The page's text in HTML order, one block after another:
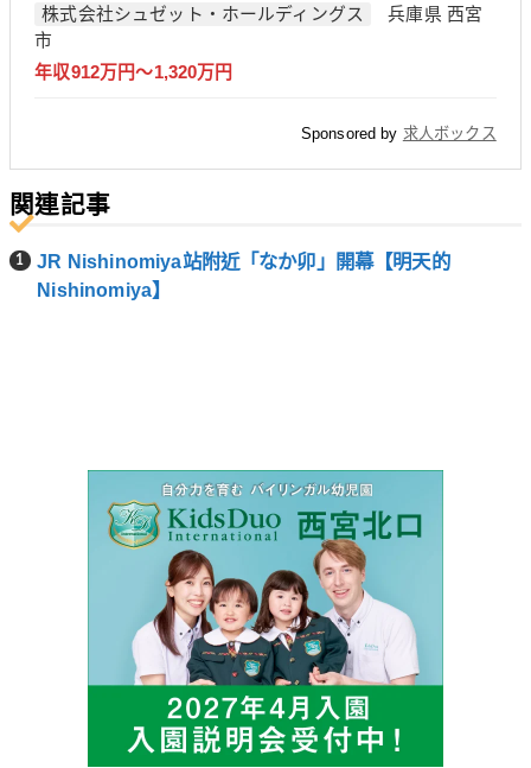
株式会社シュゼット・ホールディングス
兵庫県 西宮
市
年収912万円～1,320万円
Sponsored by 求人ボックス
関連記事
JR Nishinomiya站附近「なか卯」開幕【明天的
Nishinomiya】